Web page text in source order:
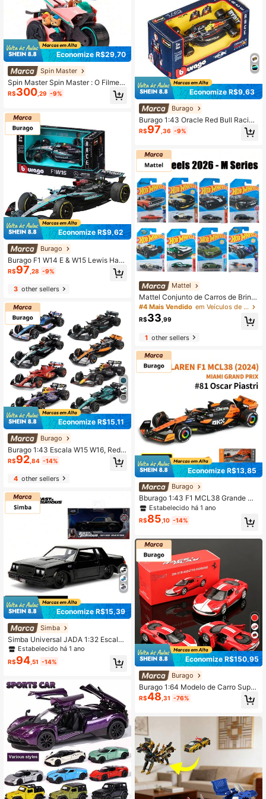
Economize R$29,70
Spin Master
Spin Master Spin Master : O Filme S
uper Motocicleta Brinquedo de Carr
o, Acompanha Super Pups Liberty e
R$300 ,29 -9%
Economize R$9,62
Burago
Burago F1 W14 E & W15 Lewis Hami
lton #44 1/43 Escala Modelo de Ca
rro em Miniatura - Edição Colecion
ador Caixa de Exibição Oficial da Te
mporada 2025 & 2024 - Conjunto d
e Caixa de Exibição de Liga, Presen
te de Aniversário
R$97 ,28 -9%
3other sellers
Economize R$15,11
Burago
Burago 1:43 Escala W15 W16, Red
Bull RB21 RB20, SF24 SF25, MCL3
8 MCL39, AMR23 AMR25 Carros M
odelo Diecast, Presente de Anivers
ário, Modelo de Carro de Liga
R$92 ,84 -14%
4other sellers
Economize R$15,39
Simba
Simba Universal JADA 1:32 Escala
"Velozes e Furiosos" Série de Carro
s em Miniatura, , Buick, Modelos de
Réplica de Carros Clássicos
Estabelecido há 1 ano
R$94 ,51 -14%
Economize R$9,63
Burago
Burago 1:43 Oracle Red Bull Racing
RB20 Nº 1 Max Verstappen Modelo
de Carro de Corrida em Liga Fundid
esente Perfeito para Feriados e Ani
versários
R$97 ,36 -9%
Mattel
Mattel Conjunto de Carros de Brinq
uedo de Metal Hot Wheels, Modelo
s de Carros Esportivos Audi e Merc
edes-Benz, Veículos de Liga de Alt
io Colecionável para Meninos e Ho
#4 Mais Vendido em Veículos de blocos para crianças
R$33,99
1other sellers
Economize R$13,85
Burago
Bburago 1:43 F1 MCL38 Grande Pr
êmio de Miami - Oscar Piastri #81
Modelo de Fundição (Edição de Col
ecionador 2024)
Estabelecido há 1 ano
R$85,10 -14%
Economize R$150,95
Burago
Burago 1:64 Modelo de Carro Super
carro Italiano em Liga Metálica Col
ecionável para Exibição, Múltiplas
R$48 ,31 -76%